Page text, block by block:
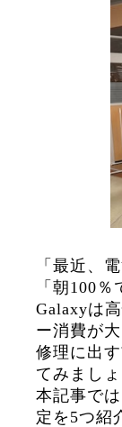
「最近、
「朝100
Galaxyは
ー消費が
修理に出
てみましょ
本記事で
定を5つ紹